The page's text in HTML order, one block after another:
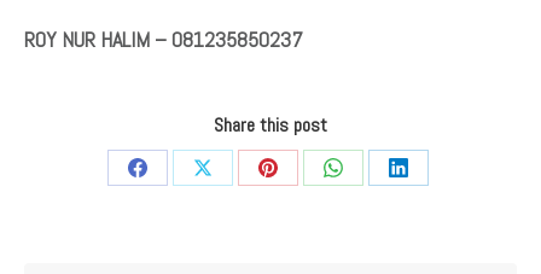
ROY NUR HALIM – 081235850237
Share this post
Share
Share
Share
Share
Share